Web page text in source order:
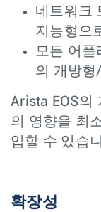
네트워크
지능형으
모든 어플
의 개방형
Arista EOS의
의 영향을 최
입할 수 있습
확장성